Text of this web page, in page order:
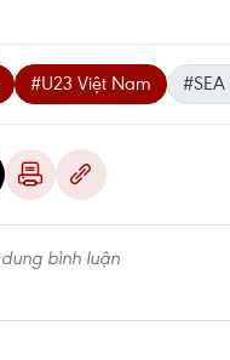
#U23 Việt Nam